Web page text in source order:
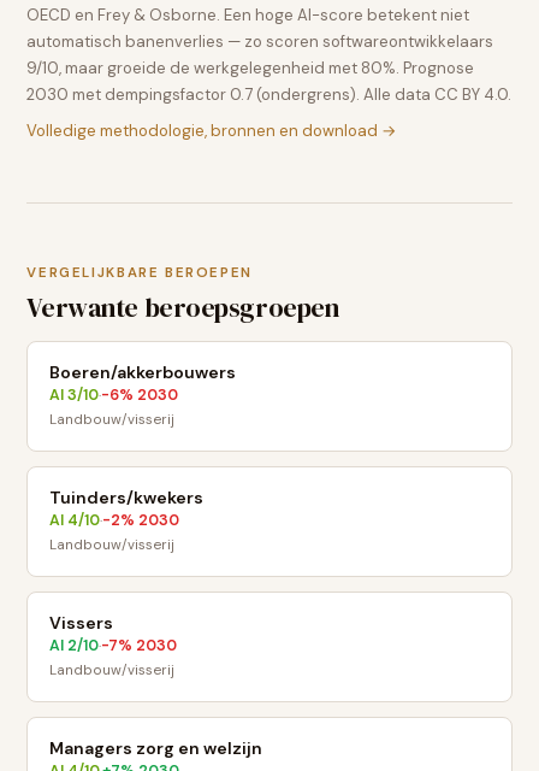
OECD en Frey & Osborne. Een hoge AI-score betekent niet
automatisch banenverlies — zo scoren softwareontwikkelaars
9/10, maar groeide de werkgelegenheid met 80%. Prognose
2030 met dempingsfactor 0.7 (ondergrens). Alle data CC BY 4.0.
Volledige methodologie, bronnen en download →
VERGELIJKBARE BEROEPEN
Verwante beroepsgroepen
Boeren/akkerbouwers
AI3/10·-6% 2030
Landbouw/visserij
Tuinders/kwekers
AI 4/10·-2% 2030
Landbouw/visserij
Vissers
AI 2/10·-7% 2030
Landbouw/visserij
Managers zorg en welzijn